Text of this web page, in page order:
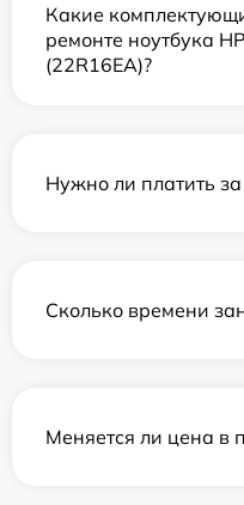
Какие
ремонте ноутбука
(22R16EA)?
Нужно ли платить
Сколько времени
Меняется ли цена в